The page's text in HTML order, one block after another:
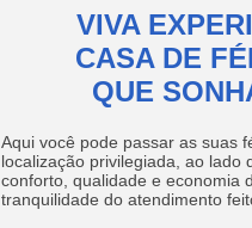
VIVA
CASA DE
QUE
Aqui você pode passar as suas
localização privilegiada, ao lado
conforto, qualidade e economia
tranquilidade do atendimento